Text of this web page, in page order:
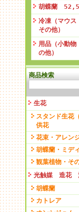
胡蝶蘭
冷凍（マウス
その他）
用品（小動物
の他）
商品検索
生花
スタンド生花
供花
花束・アレン
胡蝶蘭・ミデ
観葉植物・そ
光触媒 造花
胡蝶蘭
カトレア